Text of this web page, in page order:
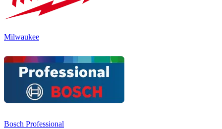
Milwaukee
Bosch Professional